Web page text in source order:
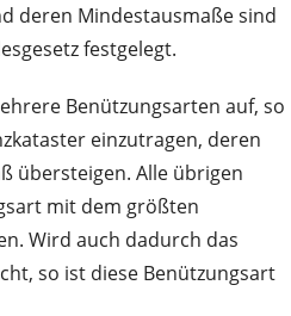
deren Mindestausmaße sind
festgelegt.
Benützungsarten auf, so
einzutragen, deren
übersteigen. Alle übrigen
mit dem größten
Wird auch dadurch das
so ist diese Benützungsart